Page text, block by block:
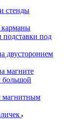
стенды
карманы
под
двустороннем
магните
большой
магнитным